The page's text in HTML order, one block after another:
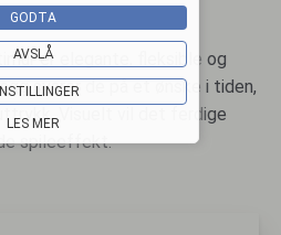
er elegante, fleksible og
svarer de på et ønske i tiden,
Visuelt vil det ferdige
spileeffekt.
GODTA
AVSLÅ
LES MER